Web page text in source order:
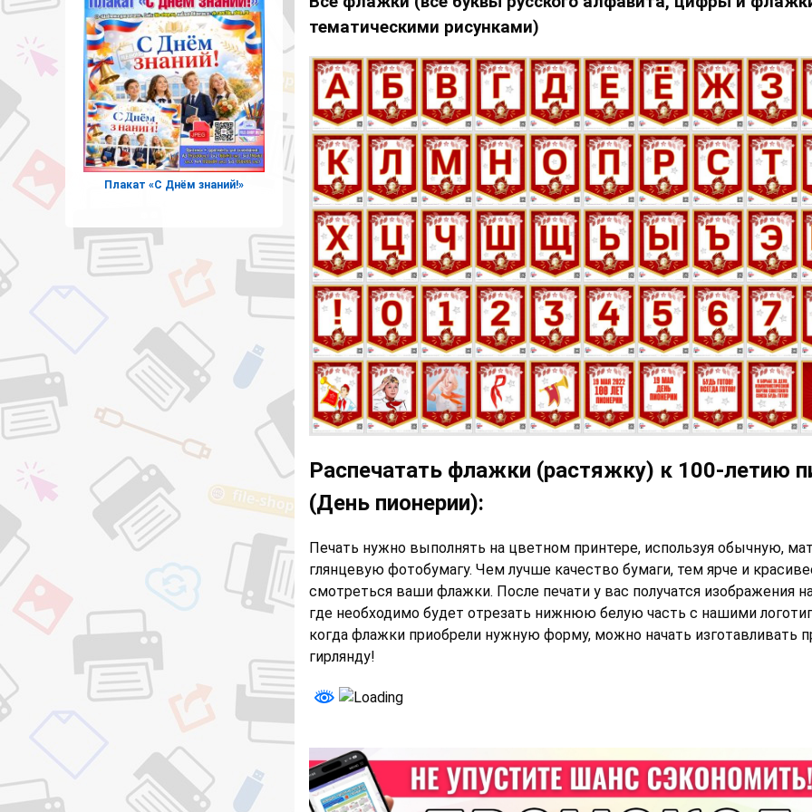
тематическими рисунками)
Распечатать флажки (растяжку) к 100-летию
(День пионерии):
Печать нужно выполнять на цветном принтере, используя обычную,
глянцевую фотобумагу. Чем лучше качество бумаги, тем ярче и
смотреться ваши флажки. После печати у вас получатся изображения
где необходимо будет отрезать нижнюю белую часть с нашими
когда флажки приобрели нужную форму, можно начать изготавливать
гирлянду!
Плакат «С Днём знаний!»